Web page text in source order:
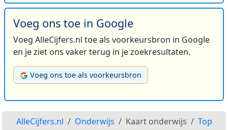
Voeg ons toe in Google
Voeg AlleCijfers.nl toe als voorkeursbron in Google
en je ziet ons vaker terug in je zoekresultaten.
Voeg ons toe als voorkeursbron
AlleCijfers.nl Onderwijs Kaart onderwijs Top